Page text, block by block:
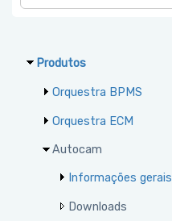
Produtos
Orquestra BPMS
Orquestra ECM
Autocam
Informações gerais
Downloads